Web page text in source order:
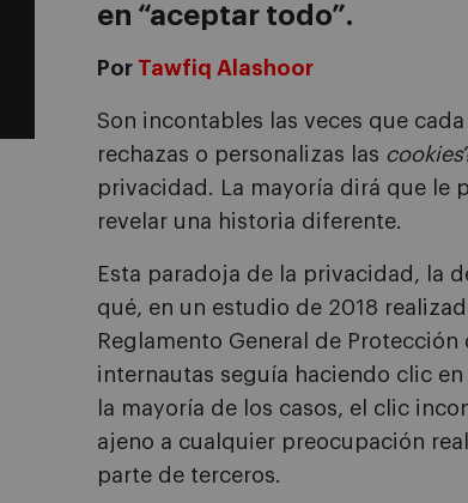
en “aceptar todo”.
Por Tawfiq Alashoor
Son incontables las veces que
rechazas o personalizas las cookies
privacidad. La mayoría dirá que le
revelar una historia diferente.
Esta paradoja de la privacidad, la
qué, en un estudio de 2018
Reglamento General de
internautas seguía haciendo clic
la mayoría de los casos, el clic
ajeno a cualquier preocupación
parte de terceros.